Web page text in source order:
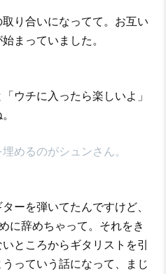
り合いになってて。お互い
まっていました。
ウチに入ったら楽しいよ」
めるのがシュンさん。
ーを弾いてたんですけど、
に辞めちゃって。それをき
ところからギタリストを引
っていう話になって、まじ